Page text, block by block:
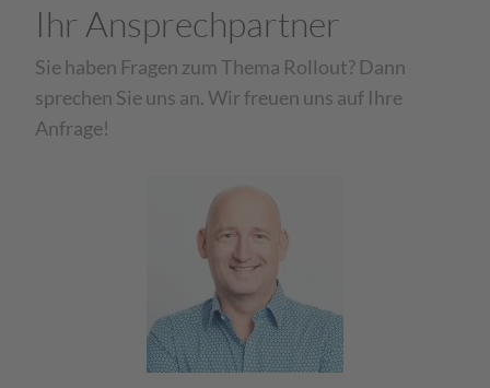
Ihr Ansprechpartner
Sie haben Fragen zum Thema Rollout? Dann
sprechen Sie uns an. Wir freuen uns auf Ihre
Anfrage!